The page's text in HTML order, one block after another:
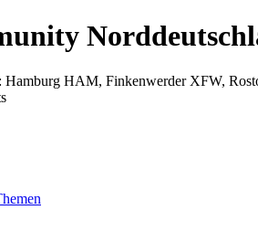
Hamburg HAM, Finkenwerder XFW,